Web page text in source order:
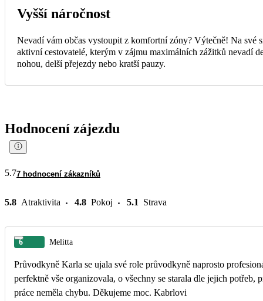
Vyšší náročnost
Nevadí vám občas vystoupit z komfortní zóny? Výtečně! Na své
aktivní cestovatelé, kterým v zájmu maximálních zážitků nevadí
nohou, delší přejezdy nebo kratší pauzy.
Hodnocení zájezdu
5.77 hodnocení zákazníků
5.8 Atraktivita 4.8 Pokoj 5.1 Strava
6 Melitta
Průvodkyně Karla se ujala své role průvodkyně naprosto
perfektně vše organizovala, o všechny se starala dle jejich potřeb,
práce neměla chybu. Děkujeme moc. Kabrlovi